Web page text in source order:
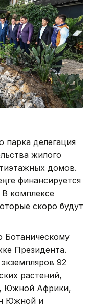
парка делегация
жилого
домов.
финансируется
комплексе
скоро будут
Ботаническому
Президента.
92
растений,
Южной Африки,
Южной и